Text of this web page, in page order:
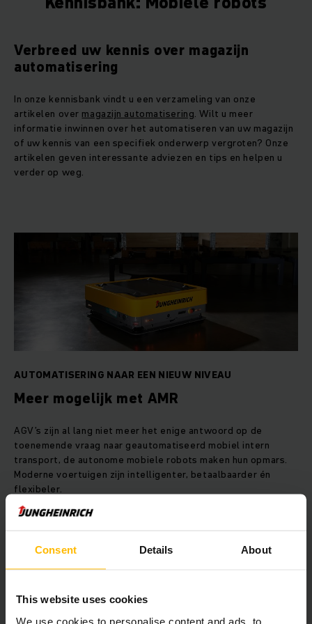
Consent Details About
This website uses cookies
We use cookies to personalise content and ads, to
Verbreed uw kennis over magazijn
automatisering
In onze kennisbank vindt u een verzameling van onze
artikelen over magazijn automatisering. Wilt u meer
informatie inwinnen over het automatiseren van uw magazijn
of uw kennis van een specifiek onderwerp vergroten? Onze
artikelen geven interessante adviezen en tips en helpen u
verder op weg.
AUTOMATISERING NAAR EEN NIEUW NIVEAU
Meer mogelijk met AMR
AGV’s zijn al lang niet meer het enige antwoord op de
toenemende vraag naar geautomatiseerd mobiel intern
transport, de autonome mobiele robots maken hun opmars.
Moderne voertuigen zijn intelligenter, betaalbaarder én
flexibeler.